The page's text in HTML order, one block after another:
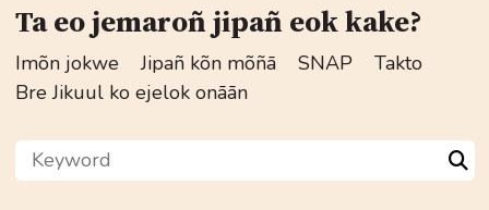
Ta eo jemaroñ jipañ eok kake?
Imõn jokwe Jipañ kõn mõñā SNAP
Takto
Bre Jikuul ko ejelok onāān
Keyword